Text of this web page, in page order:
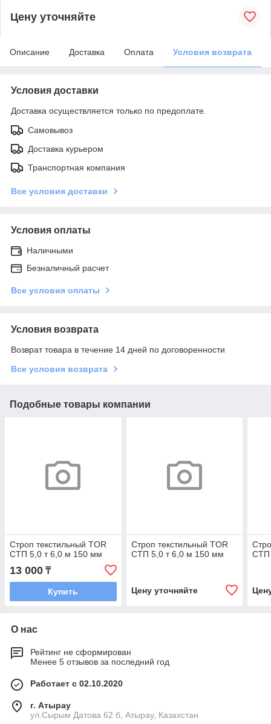
Цену уточняйте
Описание Доставка Оплата Условия возврата
Условия доставки
Доставка осуществляется только по предоплате.
Самовывоз
Доставка курьером
Транспортная компания
Все условия доставки
Условия оплаты
Наличными
Безналичный расчет
Все условия оплаты
Условия возврата
Возврат товара в течение 14 дней по договоренности
Все условия возврата
Подобные товары компании
Строп текстильный TOR
СТП 5,0 т 6,0 м 150 мм
13 000 ₸
Купить
Строп текстильный TOR
СТП 5,0 т 6,0 м 150 мм
Цену уточняйте
СТП
О нас
Рейтинг не сформирован
Менее 5 отзывов за последний год
Работает с 02.10.2020
г. Атырау
ул.Сырым Датова 62 б, Атырау, Казахстан